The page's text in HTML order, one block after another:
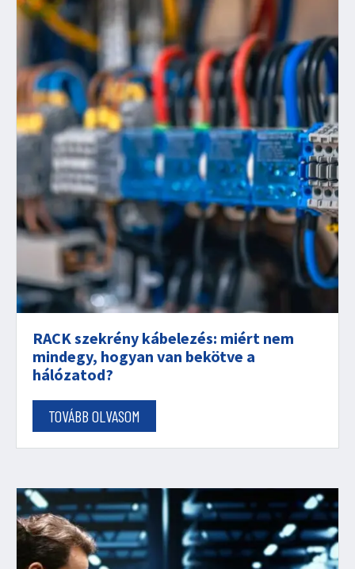
RACK szekrény kábelezés: miért nem
mindegy, hogyan van bekötve a
hálózatod?
TOVÁBB OLVASOM